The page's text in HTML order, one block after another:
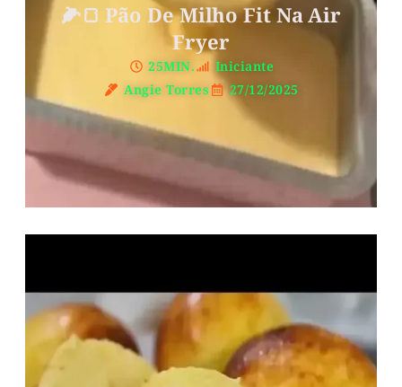
🌽🍞 Pão De Milho Fit Na Air
Fryer
25MIN.
Iniciante
Angie Torres
27/12/2025